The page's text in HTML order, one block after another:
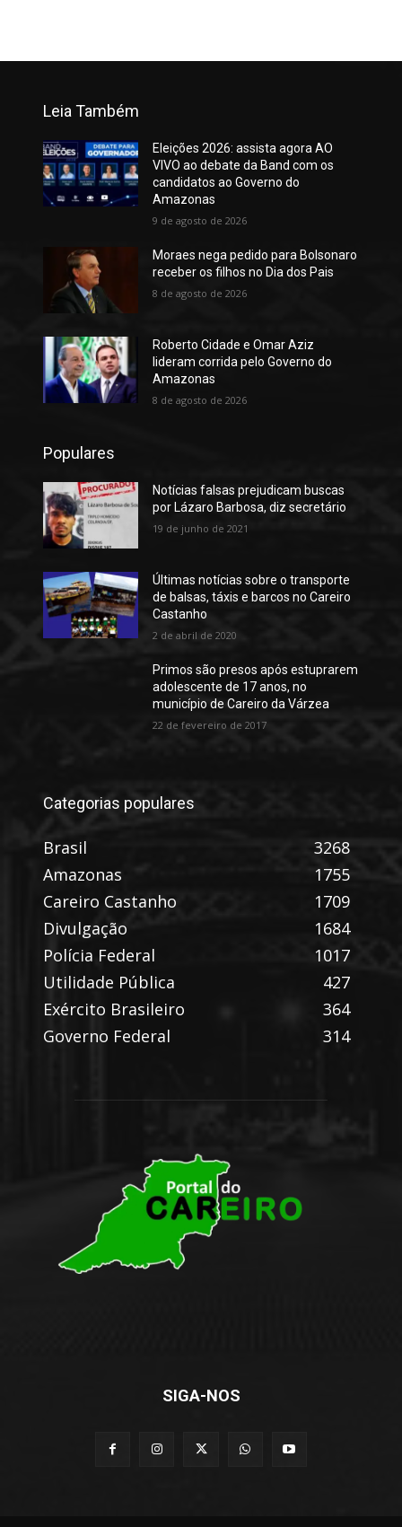
Leia Também
Eleições 2026: assista agora AO
VIVO ao debate da Band com os
candidatos ao Governo do
Amazonas
9 de agosto de 2026
Moraes nega pedido para Bolsonaro
receber os filhos no Dia dos Pais
8 de agosto de 2026
Roberto Cidade e Omar Aziz
lideram corrida pelo Governo do
Amazonas
8 de agosto de 2026
Populares
Notícias falsas prejudicam buscas
por Lázaro Barbosa, diz secretário
19 de junho de 2021
Últimas notícias sobre o transporte
de balsas, táxis e barcos no Careiro
Castanho
2 de abril de 2020
Primos são presos após estuprarem
adolescente de 17 anos, no
município de Careiro da Várzea
22 de fevereiro de 2017
Categorias populares
Brasil
3268
Amazonas
1755
Careiro Castanho
1709
Divulgação
1684
Polícia Federal
1017
Utilidade Pública
427
Exército Brasileiro
364
Governo Federal
314
SIGA-NOS